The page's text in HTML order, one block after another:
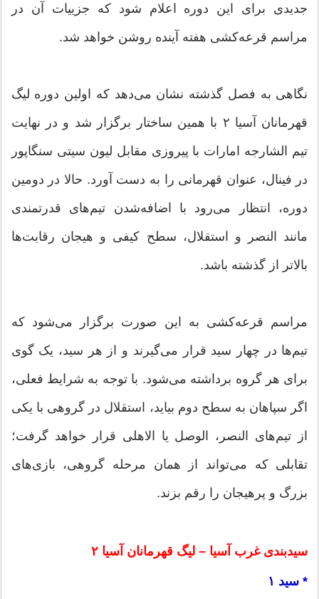
جدیدی برای این دوره اعلام شود که جزییات آن در
مراسم قرعه‌کشی هفته آینده روشن خواهد شد.
نگاهی به فصل گذشته نشان می‌دهد که اولین دوره لیگ
قهرمانان آسیا ۲ با همین ساختار برگزار شد و در نهایت
تیم الشارجه امارات با پیروزی مقابل لیون سیتی سنگاپور
در فینال، عنوان قهرمانی را به دست آورد. حالا در دومین
دوره، انتظار می‌رود با اضافه‌شدن تیم‌های قدرتمندی
مانند النصر و استقلال، سطح کیفی و هیجان رقابت‌ها
بالاتر از گذشته باشد.
مراسم قرعه‌کشی به این صورت برگزار می‌شود که
تیم‌ها در چهار سید قرار می‌گیرند و از هر سید، یک گوی
برای هر گروه برداشته می‌شود. با توجه به شرایط فعلی،
اگر سپاهان به سطح دوم بیاید، استقلال در گروهی با یکی
از تیم‌های النصر، الوصل یا الاهلی قرار خواهد گرفت؛
تقابلی که می‌تواند از همان مرحله گروهی، بازی‌های
بزرگ و پرهیجان را رقم بزند.
سیدبندی غرب آسیا – لیگ قهرمانان آسیا ۲
* سید ۱